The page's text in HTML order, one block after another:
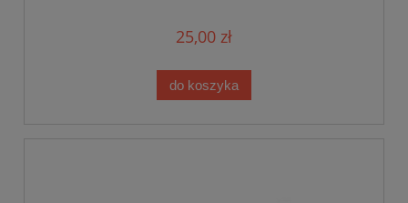
25,00 zł
do koszyka